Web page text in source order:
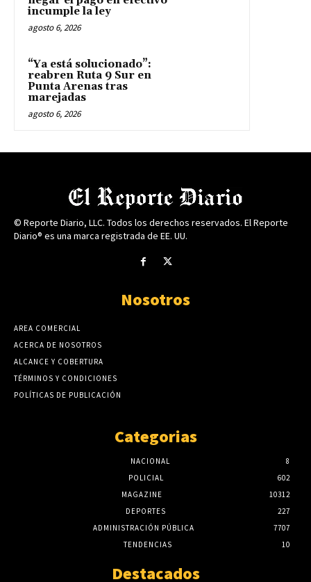
incumple la ley
agosto 6, 2026
“Ya está solucionado”:
reabren Ruta 9 Sur en
Punta Arenas tras
marejadas
agosto 6, 2026
© Reporte Diario, LLC. Todos los derechos reservados. El Reporte
Diario® es una marca registrada de EE. UU.
Nosotros
AREA COMERCIAL
ACERCA DE NOSOTROS
ALCANCE Y COBERTURA
TÉRMINOS Y CONDICIONES
POLÍTICAS DE PUBLICACIÓN
Categorias
NACIONAL
8
POLICIAL
602
MAGAZINE
10312
DEPORTES
227
ADMINISTRACIÓN PÚBLICA
7707
TENDENCIAS
10
Destacados